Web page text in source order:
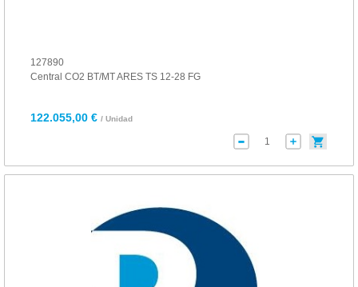
127890
Central CO2 BT/MT ARES TS 12-28 FG
122.055,00 € / Unidad